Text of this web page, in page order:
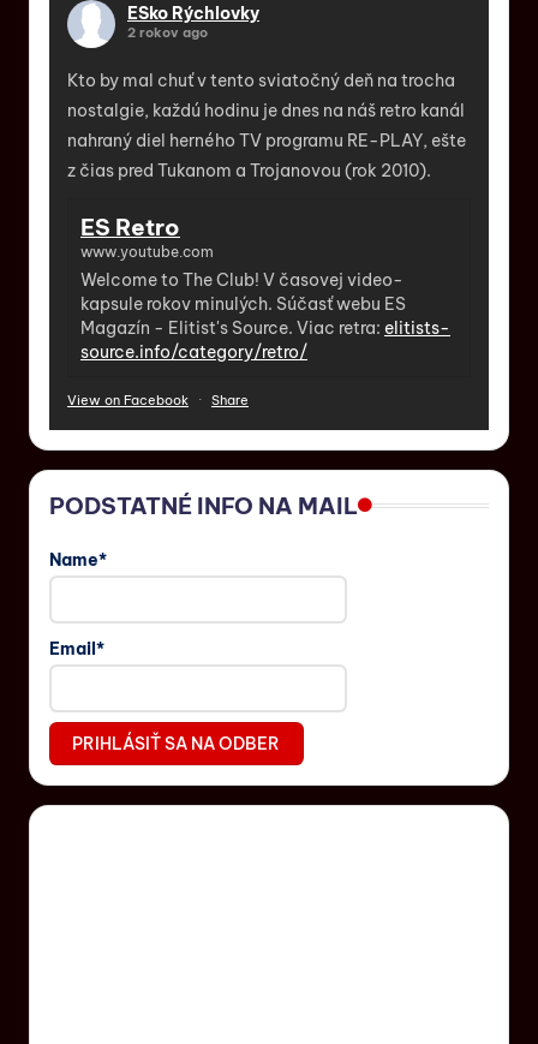
ESko Rýchlovky
2 rokov ago
Kto by mal chuť v tento sviatočný deň na trocha
nostalgie, každú hodinu je dnes na náš retro kanál
nahraný diel herného TV programu RE-PLAY, ešte
z čias pred Tukanom a Trojanovou (rok 2010).
ES Retro
www.youtube.com
Welcome to The Club! V časovej video-
kapsule rokov minulých. Súčasť webu ES
Magazín - Elitist's Source. Viac retra: elitists-
source.info/category/retro/
View on Facebook · Share
PODSTATNÉ INFO NA MAIL
Name*
Email*